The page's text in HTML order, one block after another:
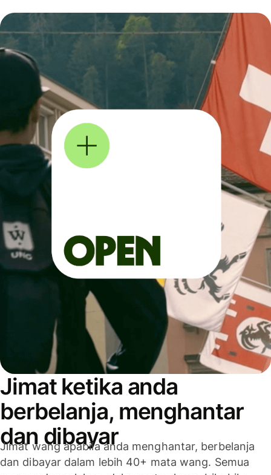
Jimat ketika anda
berbelanja, menghantar
dan dibayar
Jimat wang apabila anda menghantar, berbelanja
dan dibayar dalam lebih 40+ mata wang. Semua